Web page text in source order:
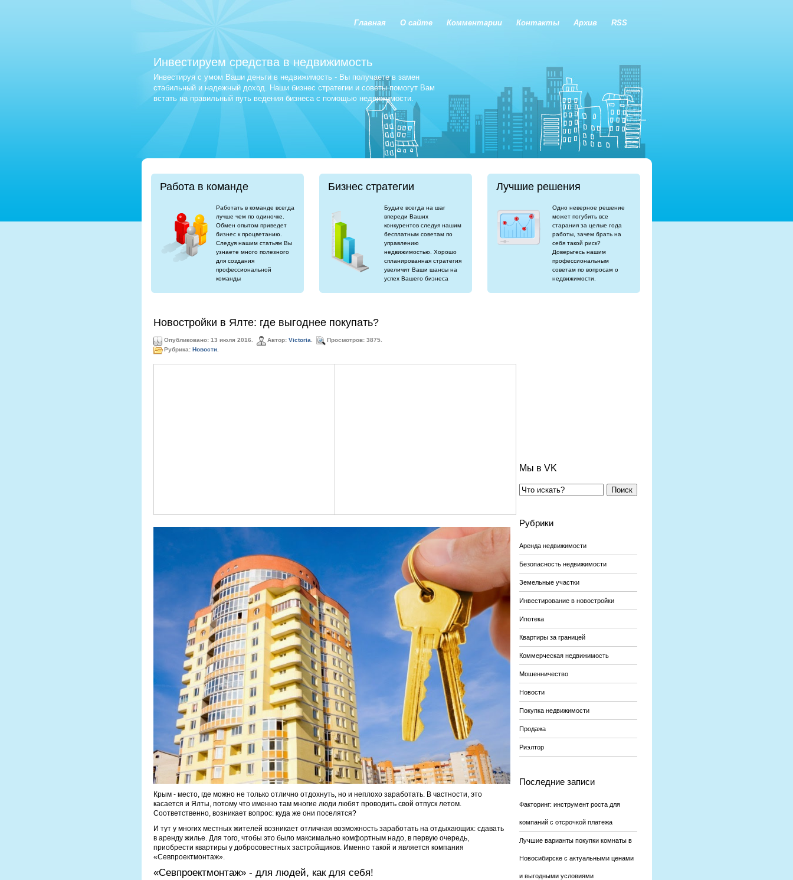
Главная О сайте Комментарии Контакты Архив RSS
Инвестируем средства в недвижимость
Инвестируя с умом Ваши деньги в недвижимость - Вы получаете в замен
стабильный и надежный доход. Наши бизнес стратегии и советы помогут Вам
встать на правильный путь ведения бизнеса с помощью недвижимости.
Работа в команде
Работать в команде всегда
лучше чем по одиночке.
Обмен опытом приведет
бизнес к процветанию.
Следуя нашим статьям Вы
узнаете много полезного
для создания
профессиональной
команды
Бизнес стратегии
Будьте всегда на шаг
впереди Ваших
конкурентов следуя нашим
бесплатным советам по
управлению
недвижимостью. Хорошо
спланированная стратегия
увеличит Ваши шансы на
успех Вашего бизнеса
Лучшие решения
Одно неверное решение
может погубить все
старания за целые года
работы, зачем брать на
себя такой риск?
Доверьтесь нашим
профессиональным
советам по вопросам о
недвижимости.
Новостройки в Ялте: где выгоднее покупать?
Опубликовано: 13 июля 2016. Автор: Victoria
Просмотров: 3875.
Рубрика: Новости.
Крым - место, где можно не только отлично отдохнуть, но и неплохо заработать. В частности, это
касается и Ялты, потому что именно там многие люди любят проводить свой отпуск летом.
Соответственно, возникает вопрос: куда же они поселятся?
И тут у многих местных жителей возникает отличная возможность заработать на отдыхающих: сдавать
в аренду жилье. Для того, чтобы это было максимально комфортным надо, в первую очередь,
приобрести квартиры у добросовестных застройщиков. Именно такой и является компания
«Севпроектмонтаж».
«Севпроектмонтаж» - для людей, как для себя!
Мы в VK
Поиск
Рубрики
Аренда недвижимости
Безопасность недвижимости
Земельные участки
Инвестирование в новостройки
Ипотека
Квартиры за границей
Коммерческая недвижимость
Мошенничество
Новости
Покупка недвижимости
Продажа
Риэлтор
Последние записи
Факторинг: инструмент роста для
компаний с отсрочкой платежа
Лучшие варианты покупки комнаты в
Новосибирске с актуальными ценами
и выгодными условиями